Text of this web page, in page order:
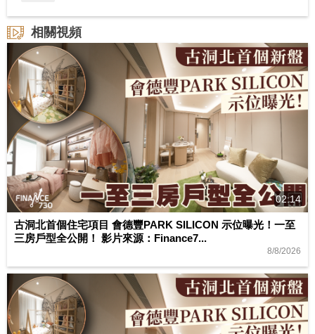
相關視頻
02:14
古洞北首個住宅項目 會德豐PARK SILICON 示位曝光！一至
三房戶型全公開！ 影片來源：Finance7...
8/8/2026